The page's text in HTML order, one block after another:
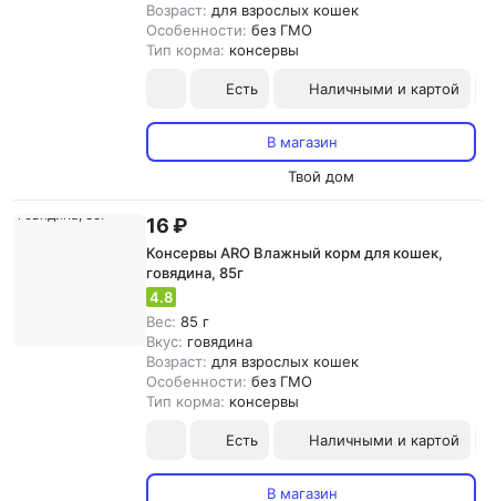
Возраст: для взрослых кошек
Особенности: без ГМО
Тип корма: консервы
Есть Наличными и картой
В магазин
Твой дом
16 ₽
Консервы ARO Влажный корм для кошек,
говядина, 85г
4.8
Вес: 85 г
Вкус: говядина
Возраст: для взрослых кошек
Особенности: без ГМО
Тип корма: консервы
Есть Наличными и картой
В магазин